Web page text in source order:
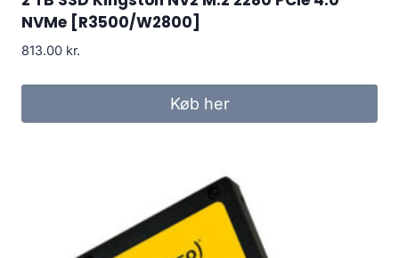
NVMe [R3500/W2800]
813.00 kr.
Køb her